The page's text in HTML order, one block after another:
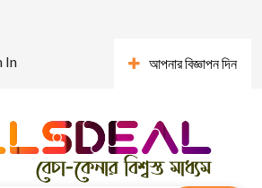
In আপনার বিজ্ঞাপন দিন